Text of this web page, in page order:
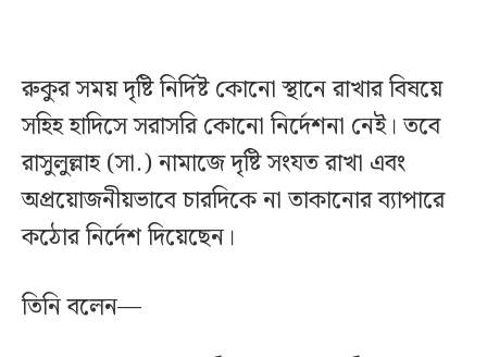
রুকুর সময় দৃষ্টি নির্দিষ্ট কোনো স্থানে রাখার বিষয়ে
সহিহ হাদিসে সরাসরি কোনো নির্দেশনা নেই। তবে
রাসুলুল্লাহ (সা.) নামাজে দৃষ্টি সংযত রাখা এবং
অপ্রয়োজনীয়ভাবে চারদিকে না তাকানোর ব্যাপারে
কঠোর নির্দেশ দিয়েছেন।
তিনি বলেন—